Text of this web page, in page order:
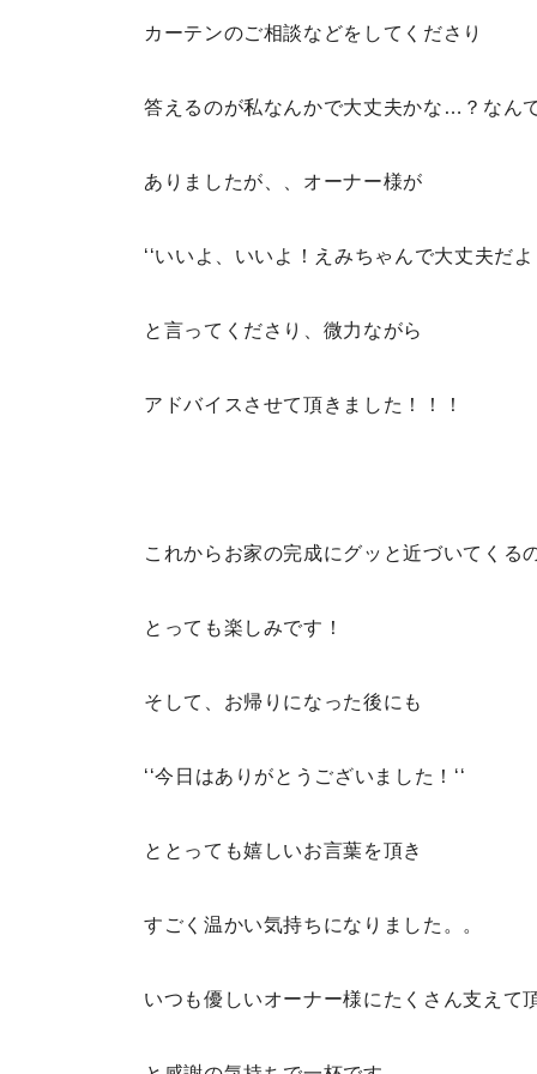
カーテンのご相談などをしてくださり
答えるのが私なんかで大丈夫かな…？なん
ありましたが、、オーナー様が
‘‘いいよ、いいよ！えみちゃんで大丈夫だよ
と言ってくださり、微力ながら
アドバイスさせて頂きました！！！
これからお家の完成にグッと近づいてくる
とっても楽しみです！
そして、お帰りになった後にも
‘‘今日はありがとうございました！‘‘
ととっても嬉しいお言葉を頂き
すごく温かい気持ちになりました。。
いつも優しいオーナー様にたくさん支えて